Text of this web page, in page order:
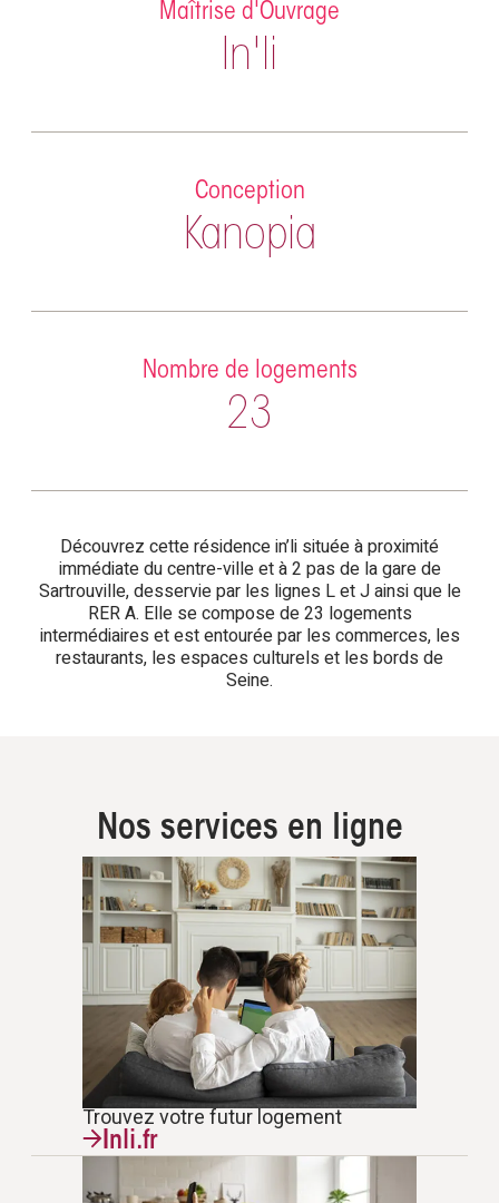
Maîtrise d'Ouvrage
In'li
Conception
Kanopia
Nombre de logements
23
Découvrez cette résidence in’li située à proximité
immédiate du centre-ville et à 2 pas de la gare de
Sartrouville, desservie par les lignes L et J ainsi que le
RER A. Elle se compose de 23 logements
intermédiaires et est entourée par les commerces, les
restaurants, les espaces culturels et les bords de
Seine.
Nos services en ligne
Trouvez votre futur logement
Inli.fr